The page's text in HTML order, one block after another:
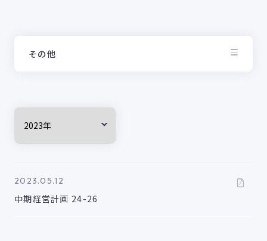
その他
2023.05.12
中期経営計画 24-26